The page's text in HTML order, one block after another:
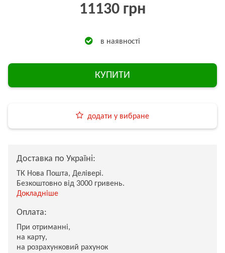
11130 грн
в наявності
КУПИТИ
додати у вибране
Доставка по Україні:
ТК Нова Пошта, Делівері.
Безкоштовно від 3000 гривень.
Докладніше
Оплата:
При отриманні,
на карту,
на розрахунковий рахунок